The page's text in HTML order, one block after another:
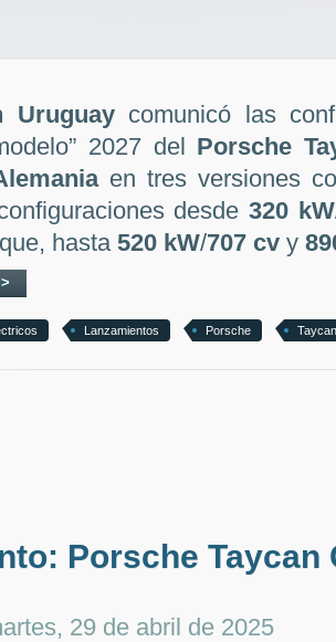
Uruguay comunicó las
2027 del Porsche
en tres versiones
desde 320 kW
hasta 520 kW/707 cv y
Lanzamientos Porsche Taycan
Porsche Taycan
29 de abril de 2025